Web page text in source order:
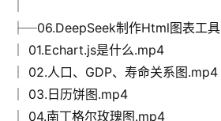
A
I
程
资
├─06.DeepSeek制作Html图表工具
│ 01.Echart.js是什么.mp4
│ 02.人口、GDP、寿命关系图.mp4
│ 03.日历饼图.mp4
│ 04.南丁格尔玫瑰图.mp4